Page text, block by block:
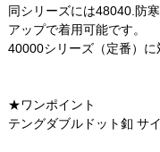
同シリーズには48040.防
アップで着用可能です。
40000シリーズ（定番）に
★ワンポイント
テングダブルドット釦 サ